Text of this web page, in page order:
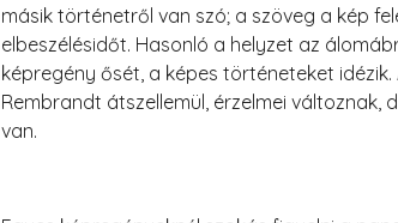
másik történetről van szó; a szöveg a kép
elbeszélésidőt. Hasonló a helyzet az
képregény ősét, a képes történeteket
Rembrandt átszellemül, érzelmei változnak,
van.